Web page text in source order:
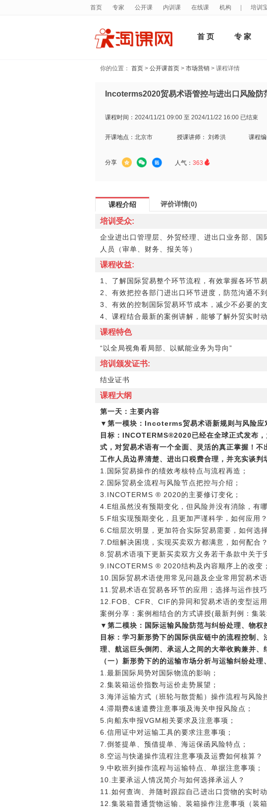
首 页 专 家
你的位置： 首页 > 公开课首页 > 市场营销 > 课程详情
Incoterms2020贸易术语管控与进出口风险防
课程时间： 2024/11/21 09:00 至 2024/11/22 16:00 已结束
开课地点： 北京市 授课讲师： 刘希洪 课程编
分享 人气： 363 
课程介绍 评价详情(0)
培训受众:
企业进出口管理层、外贸经理、进出口业务部、
人员（审单、财务、报关等）
课程收益:
1、了解国际贸易整个环节流程，有效掌握各环节
2、有效把控各部门进出口环节进度，防范沟通不
3、有效的控制国际贸易环节成本，减少不必要的支
4、课程结合最新的案例讲解，能够了解外贸实时动
课程特色
“以全局视角看局部、以赋能业务为导向”
培训颁发证书:
结业证书
课程大纲
第一天：主要内容
▼第一模块：Incoterms贸易术语新规则与风险应
目标： INCOTERMS®2020已经在全球正式发布
式，对贸易术语有一个全面、灵活的真正掌握！
工作人员边界清楚、进出口税费合理，并充实谈判
1.国际贸易操作的绩效考核特点与流程再造；
2.国际贸易全流程与风险节点把控与介绍；
3.INCOTERMS ® 2020的主要修订变化；
4.E组虽然没有预期变化，但风险并没有消除，有
5.F组实现预期变化，且更加严谨科学，如何应用？
6.C组层次明显，更加符合实际贸易需要，如何选
7.D组解决困境，实现买卖双方都满意，如何配合？
8.贸易术语项下更新买卖双方义务若干条款中关于
9.INCOTERMS ® 2020结构及内容顺序上的改变；
10.国际贸易术语使用常见问题及企业常用贸易术
11.贸易术语在贸易各环节的应用；选择与运作技巧
12.FOB、CFR、CIF的异同和贸易术语的变型运用
案例分享：案例相结合的方式讲授(最新判例：集
▼第二模块：国际运输风险防范与纠纷处理、物权
目标：学习新形势下的国际供应链中的流程控制、
理、航运巨头倒闭、承运人之间的大举收购兼并、
（一）新形势下的的运输市场分析与运输纠纷处理
1.最新国际局势对国际物流的影响；
2.集装箱运价指数与运价走势展望；
3.海洋运输方式（班轮与散货船）操作流程与风险
4.滞期费&速遣费注意事项及海关申报风险点；
5.向船东申报VGM相关要求及注意事项；
6.信用证中对运输工具的要求注意事项；
7.倒签提单、预借提单、海运保函风险特
8.空运与快递操作流程注意事项及运费如何核算？
9.中欧班列操作流程与运输特点、单据注意事项；
10.主要承运人情况简介与如何选择承运人？
11.如何查询、并随时跟踪自己进出口货物的实时
12.集装箱普通货物运输、装箱操作注意事项（装
首页 专家 公开课 内训课 在线课 机构 培训